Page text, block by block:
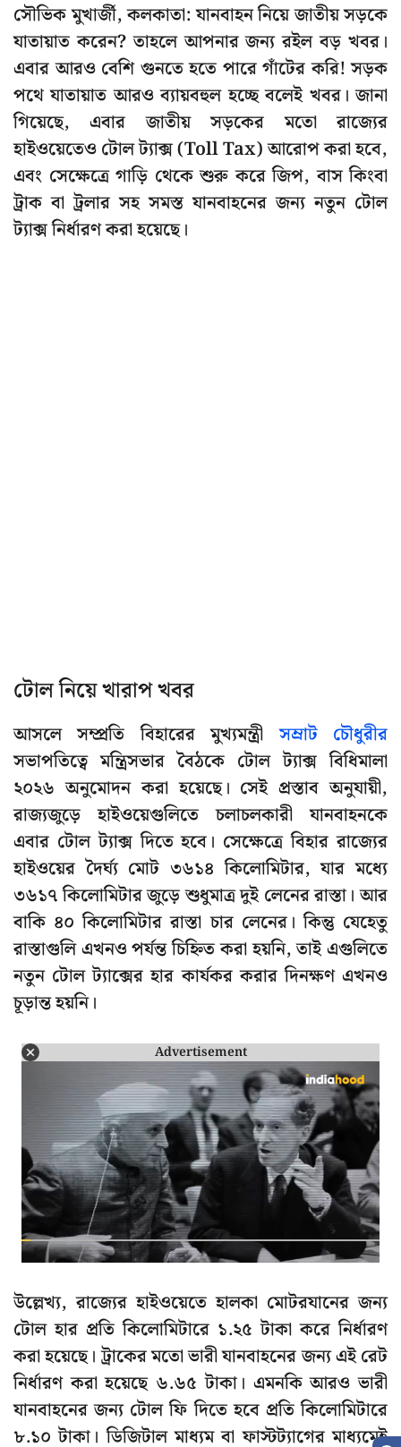
সৌভিক মুখার্জী, কলকাতা: যানবাহন নিয়ে জাতীয় সড়কে
যাতায়াত করেন? তাহলে আপনার জন্য রইল বড় খবর।
এবার আরও বেশি গুনতে হতে পারে গাঁটের করি! সড়ক
পথে যাতায়াত আরও ব্যায়বহুল হচ্ছে বলেই খবর। জানা
গিয়েছে, এবার জাতীয় সড়কের মতো রাজ্যের
হাইওয়েতেও টোল ট্যাক্স (Toll Tax) আরোপ করা হবে,
এবং সেক্ষেত্রে গাড়ি থেকে শুরু করে জিপ, বাস কিংবা
ট্রাক বা ট্রলার সহ সমস্ত যানবাহনের জন্য নতুন টোল
ট্যাক্স নির্ধারণ করা হয়েছে।
টোল নিয়ে খারাপ খবর
আসলে সম্প্রতি বিহারের মুখ্যমন্ত্রীসম্রাট চৌধুরীর
সভাপতিত্বে মন্ত্রিসভার বৈঠকে টোল ট্যাক্স বিধিমালা
২০২৬ অনুমোদন করা হয়েছে। সেই প্রস্তাব অনুযায়ী,
রাজ্যজুড়ে হাইওয়েগুলিতে চলাচলকারী যানবাহনকে
এবার টোল ট্যাক্স দিতে হবে। সেক্ষেত্রে বিহার রাজ্যের
হাইওয়ের দৈর্ঘ্য মোট ৩৬১৪ কিলোমিটার, যার মধ্যে
৩৬১৭ কিলোমিটার জুড়ে শুধুমাত্র দুই লেনের রাস্তা। আর
বাকি ৪০ কিলোমিটার রাস্তা চার লেনের। কিন্তু যেহেতু
রাস্তাগুলি এখনও পর্যন্ত চিহ্নিত করা হয়নি, তাই এগুলিতে
নতুন টোল ট্যাক্সের হার কার্যকর করার দিনক্ষণ এখনও
চূড়ান্ত হয়নি।
Advertisement
উল্লেখ্য, রাজ্যের হাইওয়েতে হালকা মোটরযানের জন্য
টোল হার প্রতি কিলোমিটারে ১.২৫ টাকা করে নির্ধারণ
করা হয়েছে। ট্রাকের মতো ভারী যানবাহনের জন্য এই রেট
নির্ধারণ করা হয়েছে ৬.৬৫ টাকা। এমনকি আরও ভারী
যানবাহনের জন্য টোল ফি দিতে হবে প্রতি কিলোমিটারে
৮.১০ টাকা। ডিজিটাল মাধ্যম বা ফাস্টট্যাগের মাধ্যমেই